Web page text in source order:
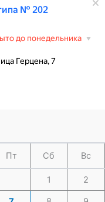
Пт Сб Вс
1 2